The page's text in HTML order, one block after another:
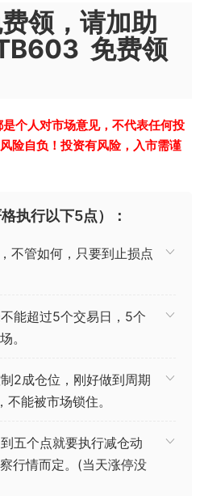
领，请加助
免费领
个人对市场意见，不代表任何投
险自负！投资有风险，入市需谨
执行以下5点）：
不管如何，只要到止损点
能超过5个交易日，5个
。
2成仓位，刚好做到周期
能被市场锁住。
五个点就要执行减仓动
行情而定。(当天涨停没